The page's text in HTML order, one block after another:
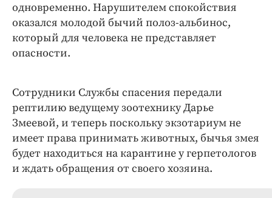
одновременно. Нарушителем спокойствия
оказался молодой бычий полоз-альбинос,
который для человека не представляет
опасности.
Сотрудники Службы спасения передали
рептилию ведущему зоотехнику Дарье
Змеевой, и теперь поскольку экзотариум не
имеет права принимать животных, бычья змея
будет находиться на карантине у герпетологов
и ждать обращения от своего хозяина.